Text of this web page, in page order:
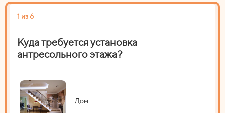
1 из 6
Куда требуется установка
антресольного этажа?
Дом